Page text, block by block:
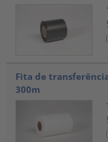
Fita de
300m